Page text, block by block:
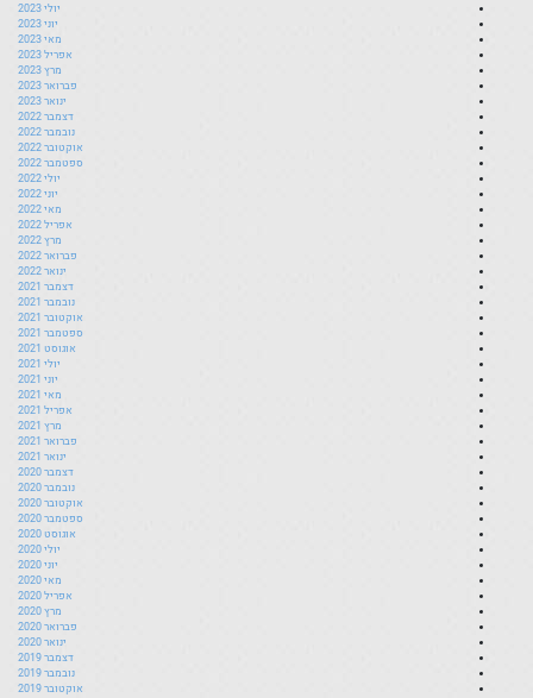
יולי 2023
יוני 2023
מאי 2023
אפריל 2023
מרץ 2023
פברואר 2023
ינואר 2023
דצמבר 2022
נובמבר 2022
אוקטובר 2022
ספטמבר 2022
יולי 2022
יוני 2022
מאי 2022
אפריל 2022
מרץ 2022
פברואר 2022
ינואר 2022
דצמבר 2021
נובמבר 2021
אוקטובר 2021
ספטמבר 2021
אוגוסט 2021
יולי 2021
יוני 2021
מאי 2021
אפריל 2021
מרץ 2021
פברואר 2021
ינואר 2021
דצמבר 2020
נובמבר 2020
אוקטובר 2020
ספטמבר 2020
אוגוסט 2020
יולי 2020
יוני 2020
מאי 2020
אפריל 2020
מרץ 2020
פברואר 2020
ינואר 2020
דצמבר 2019
נובמבר 2019
אוקטובר 2019